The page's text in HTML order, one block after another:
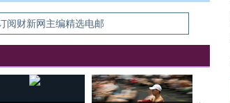
登转载。
阅财新网主编精选电邮